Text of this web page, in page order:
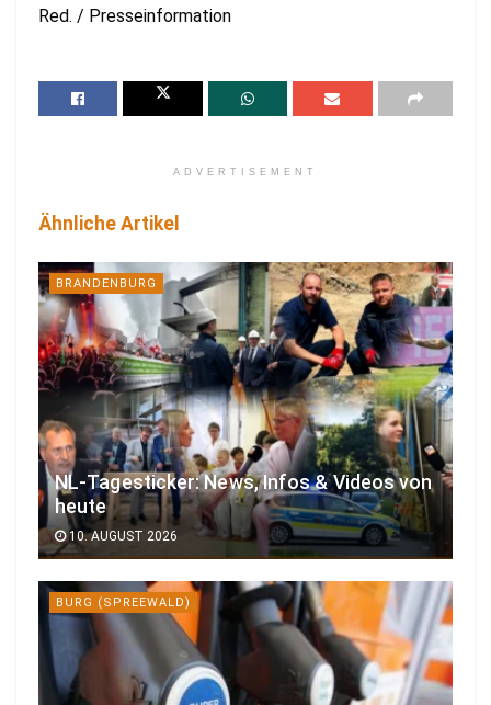
Red. / Presseinformation
ADVERTISEMENT
Ähnliche Artikel
BRANDENBURG
NL-Tagesticker: News, Infos & Videos von
heute
10. AUGUST 2026
BURG (SPREEWALD)